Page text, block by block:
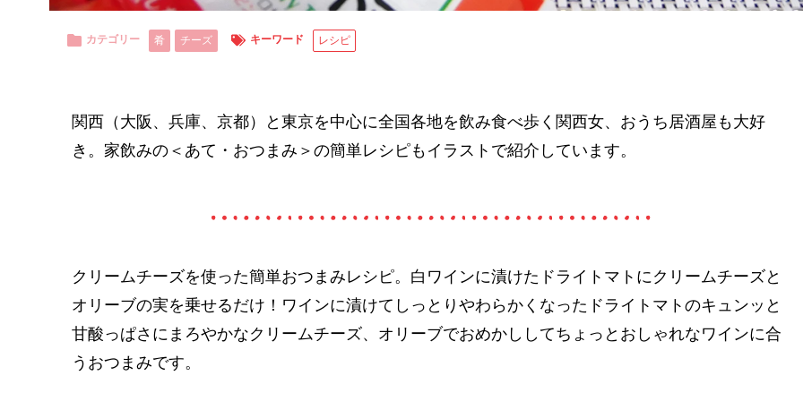
カテゴリー 肴 チーズ キーワード レシピ
関西（大阪、兵庫、京都）と東京を中心に全国各地を飲み食べ歩く関西女、おうち居酒屋も大好
き。家飲みの＜あて・おつまみ＞の簡単レシピもイラストで紹介しています。
クリームチーズを使った簡単おつまみレシピ。白ワインに漬けたドライトマトにクリームチーズと
オリーブの実を乗せるだけ！ワインに漬けてしっとりやわらかくなったドライトマトのキュンッと
甘酸っぱさにまろやかなクリームチーズ、オリーブでおめかししてちょっとおしゃれなワインに合
うおつまみです。